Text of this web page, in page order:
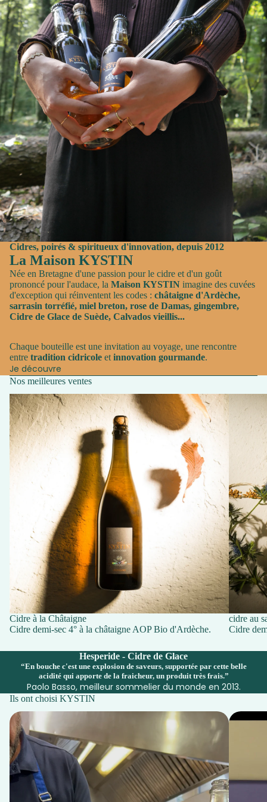
Cidres, poirés & spiritueux d'innovation, depuis 2012
La Maison KYSTIN
Née en Bretagne d'une passion pour le cidre et d'un goût
prononcé pour l'audace, la Maison KYSTIN imagine des cuvées
d'exception qui réinventent les codes : châtaigne d'Ardèche,
sarrasin torréfié, miel breton, rose de Damas, gingembre,
Cidre de Glace de Suède, Calvados vieillis...
Chaque bouteille est une invitation au voyage, une rencontre
entre tradition cidricole et innovation gourmande.
Je découvre
Nos meilleures ventes
Cidre à la Châtaigne
Cidre demi-sec 4° à la châtaigne AOP Bio d'Ardèche.
cidre au
Cidre
Hesperide - Cidre de Glace
“En bouche c'est une explosion de saveurs, supportée par cette belle
acidité qui apporte de la fraicheur, un produit très frais.”
Paolo Basso, meilleur sommelier du monde en 2013.
Ils ont choisi KYSTIN